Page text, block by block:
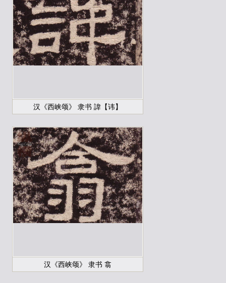
汉《西峡颂》 隶书 諱【讳】
汉《西峡颂》 隶书 翕